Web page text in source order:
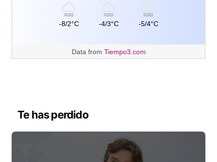
-8/2°C -4/3°C -5/4°C
Data from Tiempo3.com
Te has perdido